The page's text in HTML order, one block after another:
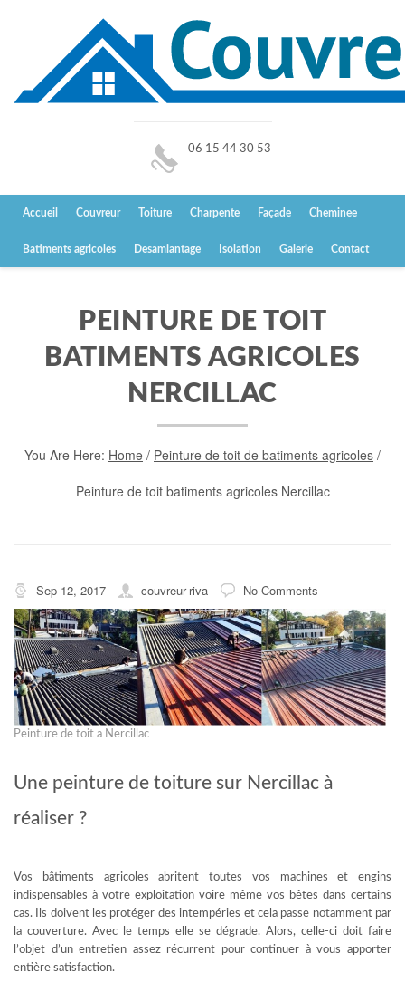
06 15 44 30 53
Accueil Couvreur Toiture Charpente Façade Cheminee
Batiments agricoles Desamiantage Isolation Galerie Contact
PEINTURE DE TOIT
BATIMENTS AGRICOLES
NERCILLAC
You Are Here: Home / Peinture de toit de batiments agricoles /
Peinture de toit batiments agricoles Nercillac
Sep 12, 2017 couvreur-riva No Comments
Peinture de toit a Nercillac
Une peinture de toiture sur Nercillac à
réaliser ?
Vos bâtiments agricoles abritent toutes vos machines et engins
indispensables à votre exploitation voire même vos bêtes dans certains
cas. Ils doivent les protéger des intempéries et cela passe notamment par
la couverture. Avec le temps elle se dégrade. Alors, celle-ci doit faire
l’objet d’un entretien assez récurrent pour continuer à vous apporter
entière satisfaction.